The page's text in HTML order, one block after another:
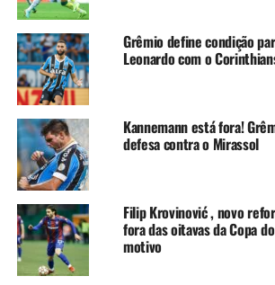
Gabriel Grando; Bruno Uvini, Bruno
João Pedro, Villasanti, Carballo e
Cristaldo e Luis Suárez (Vina).Técnico:
Portaluppi.
Botafogo
Lucas Perri; Di Plácido, Adryelson,
(Marçal); Tchê Tchê, Marlon Freitas e
Santos, Luís Henrique e Tiquinho
Soares.Técnico: Cláudio Caçapa
Onde assistir a partida
Grêmio define condição
Leonardo com o
Kannemann está fora!
defesa contra o Mirassol
Filip Krovinović , novo
fora das oitavas da Copa
motivo